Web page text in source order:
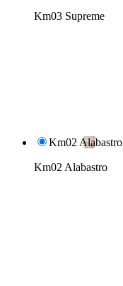
Km03 Supreme
Km02 Alabastro
Km02 Alabastro